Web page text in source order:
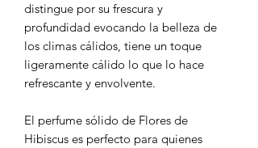
distingue por su frescura y
profundidad evocando la belleza de
los climas cálidos, tiene un toque
ligeramente cálido lo que lo hace
refrescante y envolvente.
El perfume sólido de Flores de
Hibiscus es perfecto para quienes